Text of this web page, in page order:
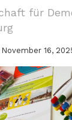
für
November 16,